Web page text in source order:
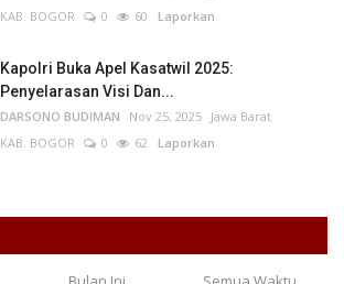
KAB. BOGOR
0 60 Laporkan
Kapolri Buka Apel Kasatwil 2025:
Penyelarasan Visi Dan...
DARSONO BUDIMAN Nov 25, 2025 Jawa Barat
KAB. BOGOR
0 62 Laporkan